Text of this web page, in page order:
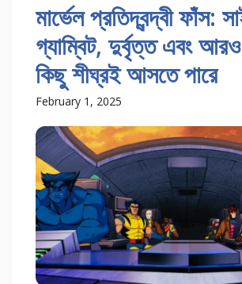
মার্ভেল প্রতিদ্বন্দ্বী ফাঁস:
গ্যাম্বিট, দুর্বৃত্ত এবং
কিছু শীঘ্রই আসতে পারে
February 1, 2025